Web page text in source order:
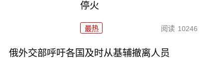
停火
最热 阅读 10246
俄外交部呼吁各国及时从基辅撤离人员